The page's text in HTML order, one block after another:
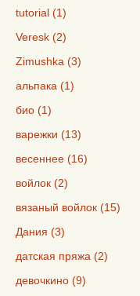
tutorial (1)
Veresk (2)
Zimushka (3)
альпака (1)
био (1)
варежки (13)
весеннее (16)
войлок (2)
вязаный войлок (15)
Дания (3)
датская пряжа (2)
девочкино (9)